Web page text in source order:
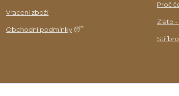
Vracení zboží
Obchodní podmínky 😴
Proč
Zlato